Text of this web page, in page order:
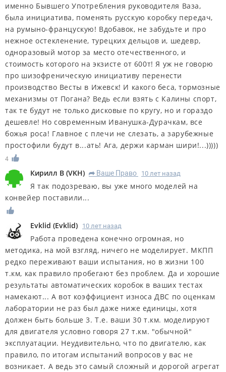
именно Бывшего Употребления руководителя Ваза,
была инициатива, поменять русскую коробку передач,
на румыно-францускую! Вдобавок, не забудьте и про
нежное остекленение, турецких дельцов и, шедевр,
одноразовый мотор за место отечественного, и
стоимость которого на экзисте от 600т! Я уж не говорю
про шизофреническую инициативу перенести
производство Весты в Ижевск! И какого беса, тормозные
механизмы от Погана? Ведь если взять с Калины спорт,
так те будут не только дисковые по кругу, но и гораздо
дешевле! Но современным Иванушка-Дурачкам, все
божья роса! Главное с плечи не слезать, а зарубежные
простофили будут в...ать! Ага, держи карман шири!...)))))
4
Кирилл В (VKH) R Ваше Право 10 лет назад
Я так подозреваю, вы уже много моделей на
конвейер поставили...
Evklid (Evklid) 10 лет назад
Работа проведена конечно огромная, но
методика, на мой взгляд, ничего не моделирует. МКПП
редко переживают ваши испытания, но в жизни 100
т.км, как правило пробегают без проблем. Да и хорошие
результаты автоматических коробок в ваших тестах
намекают... А вот коэффициент износа ДВС по оценкам
лаборатории не раз был даже ниже единицы, хотя
должен быть больше 3. Т.е. ваши 30 т.км. моделируют
для двигателя условно говоря 27 т.км. "обычной"
эксплуатации. Неудивительно, что по двигателю, как
правило, по итогам испытаний вопросов у вас не
возникает. А ведь это самый сложный и дорогой агрегат